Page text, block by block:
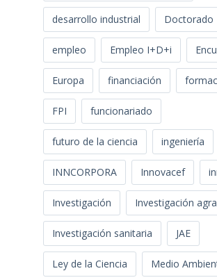
desarrollo industrial Doctorado
empleo Empleo I+D+i
Europa financiación
FPI funcionariado
futuro de la ciencia ingeniería
INNCORPORA Innovacef
Investigación Investigación
Investigación sanitaria JAE
Ley de la Ciencia Medio